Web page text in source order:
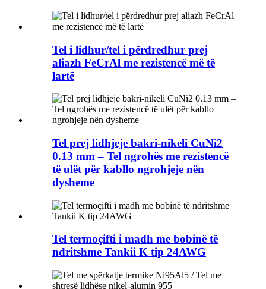
Tel i lidhur/tel i përdredhur prej
aliazh FeCrAl me rezistencë më të
lartë
Tel prej lidhjeje bakri-nikeli CuNi2
0.13 mm – Tel ngrohës me rezistencë
të ulët për kabllo ngrohjeje nën
dysheme
Tel termoçifti i madh me bobinë të
ndritshme Tankii K tip 24AWG